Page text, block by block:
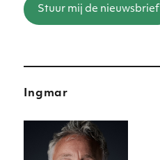
Stuur mij de nieuwsbrief
Ingmar